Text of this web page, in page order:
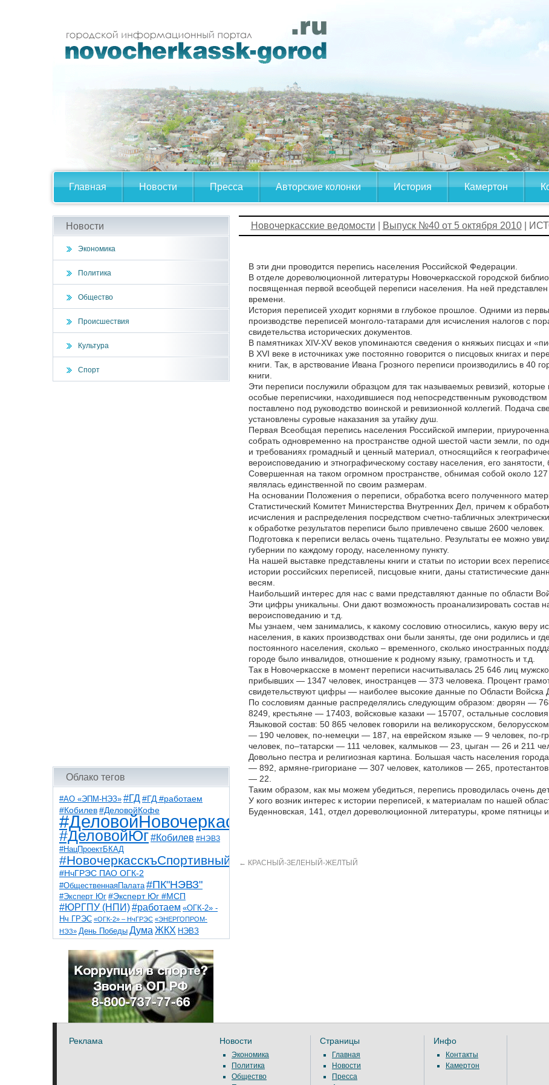
Главная Новости Пресса Авторские колонки История Камертон
Новости
Экономика
Политика
Общество
Происшествия
Культура
Спорт
Облако тегов
#АО «ЭПМ-НЭЗ» #ГД #ГД #работаем
#Кобилев #ДеловойКофе
#ДеловойНовочеркасск
#ДеловойЮг#Кобилев #НЭВЗ
#НацПроектБКАД
#НовочеркасскъСпортивный
#НчГРЭС ПАО ОГК-2
#ОбщественнаяПалата #ПК"НЭВЗ"
#Эксперт Юг #Эксперт Юг #МСП
#ЮРГПУ (НПИ)#работаем «ОГК-2» -
Нч ГРЭС «ОГК-2» – НчГРЭС «ЭНЕРГОПРОМ-
НЭЗ» День Победы Дума ЖКХ НЭВЗ
НчГРЭС ТНТ
благоустройствоветераны выборы
детидороги казаки коррупция космос
общественная палата парк пожар роща
спорт театр транспорт художники
Новочеркасские ведомости Выпуск №40 от 5 октября 2010|
В эти дни проводится перепись населения Российской Федерации.
В отделе дореволюционной литературы Новочеркасской городской
посвященная первой всеобщей переписи населения. На ней
времени.
История переписей уходит корнями в глубокое прошлое. Одними из
производстве переписей монголо-татарами для исчисления налогов с
свидетельства исторических документов.
В памятниках ХIV-ХV веков упоминаются сведения о княжьих писцах и
В ХVI веке в источниках уже постоянно говорится о писцовых книгах и
книги. Так, в арствование Ивана Грозного переписи производились в 40
книги.
Эти переписи послужили образцом для так называемых ревизий,
особые переписчики, находившиеся под непосредственным
поставлено под руководство воинской и ревизионной коллегий. Подача
установлены суровые наказания за утайку душ.
Первая Всеобщая перепись населения Российской империи,
собрать одновременно на пространстве одной шестой части земли, по
и требованиях громадный и ценный материал, относящийся к
вероисповеданию и этнографическому составу населения, его
Совершенная на таком огромном пространстве, обнимая собой около
являлась единственной по своим размерам.
На основании Положения о переписи, обработка всего полученного
Статистический Комитет Министерства Внутренних Дел, причем к
исчисления и распределения посредством счетно-табличных
к обработке результатов переписи было привлечено свыше 2600 человек.
Подготовка к переписи велась очень тщательно. Результаты ее можно
губернии по каждому городу, населенному пункту.
На нашей выставке представлены книги и статьи по истории всех
истории российских переписей, писцовые книги, даны статистические
весям.
Наибольший интерес для нас с вами представляют данные по области
Эти цифры уникальны. Они дают возможность проанализировать состав
вероисповеданию и т.д.
Мы узнаем, чем занимались, к какому сословию относились, какую веру
населения, в каких производствах они были заняты, где они родились и
постоянного населения, сколько – временного, сколько иностранных
городе было инвалидов, отношение к родному языку, грамотность и т.д.
Так в Новочеркасске в момент переписи насчитывалась 25 646 лиц
прибывших — 1347 человек, иностранцев — 373 человека. Процент
свидетельствуют цифры — наиболее высокие данные по Области Войска
По сословиям данные распределялись следующим образом: дворян —
8249, крестьяне — 17403, войсковые казаки — 15707, остальные
Языковой состав: 50 865 человек говорили на великорусском,
— 190 человек, по-немецки — 187, на еврейском языке — 9 человек, по-
человек, по–татарски — 111 человек, калмыков — 23, цыган — 26 и 211
Довольно пестра и религиозная картина. Большая часть населения
— 892, армяне-григориане — 307 человек, католиков — 265,
— 22.
Таким образом, как мы можем убедиться, перепись проводилась очень
У кого возник интерес к истории переписей, к материалам по нашей
Буденновская, 141, отдел дореволюционной литературы, кроме пятницы
← КРАСНЫЙ-ЗЕЛЕНЫЙ-ЖЕЛТЫЙ
Реклама Новости
Экономика
Политика
Общество
Страницы
Главная
Новости
Пресса
Инфо
Контакты
Камертон